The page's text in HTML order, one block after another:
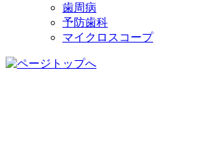
歯周病
予防歯科
マイクロスコープ